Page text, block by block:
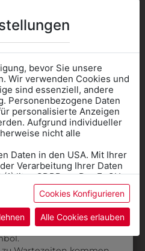
313282700010
DAMEN-CHINO RF
€ 80,90
bevor Sie unsere
Wir verwenden Cookies und
sind essenziell, andere
Personenbezogene Daten
personalisierte Anzeigen
Aufgrund individueller
nicht alle
Daten in den USA. Mit Ihrer
Verarbeitung Ihrer Daten
lit. a GDPR zu. Der EuGH
Datenschutz
dass US-Behörden
für Europäer überwachen.
im
Cookies Konfigurieren
Alle Cookies erlauben
wenn Sie
SCHULE in der
Schule auswählen.
Termin buchen